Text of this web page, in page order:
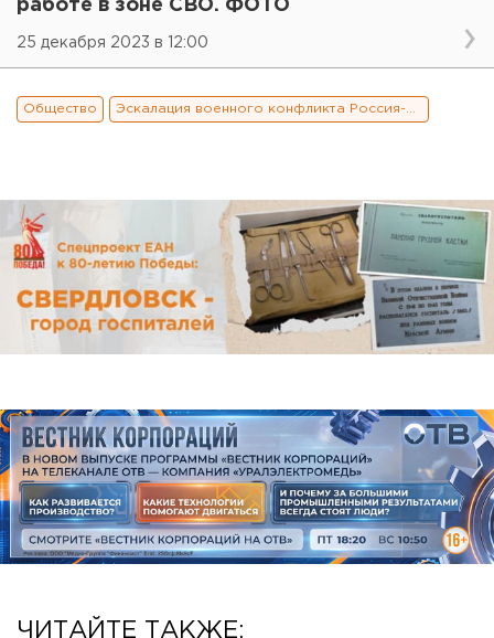
работе в зоне СВО. ФОТО
25 декабря 2023 в 12:00
Общество
ЧИТАЙТЕ ТАКЖЕ: